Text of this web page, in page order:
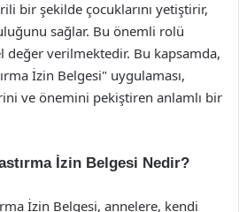
bir şekilde çocuklarını yetiştirir,
sağlar. Bu önemli rolü
değer verilmektedir. Bu kapsamda,
İzin Belgesi" uygulaması,
ve önemini pekiştiren anlamlı bir
İzin Belgesi Nedir?
İzin Belgesi, annelere, kendi